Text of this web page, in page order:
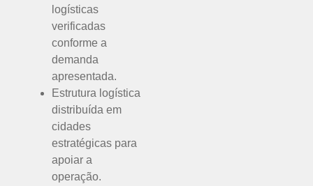
logísticas
verificadas
conforme a
demanda
apresentada.
Estrutura logística
distribuída em
cidades
estratégicas para
apoiar a
operação.